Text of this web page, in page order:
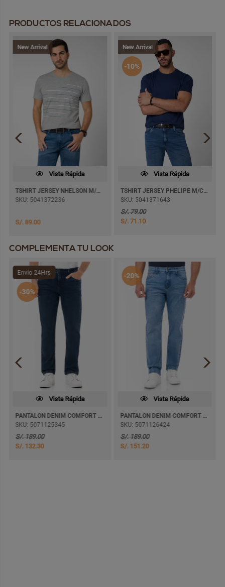
PRODUCTOS RELACIONADOS
New Arrival
Vista Rápida
TSHIRT JERSEY NHELSON M/CORTA
SKU: 5041372236
S/. 89.00
New Arrival
-10%
Vista Rápida
TSHIRT JERSEY PHELIPE M/CORTA
SKU: 5041371643
S/. 79.00
S/. 71.10
COMPLEMENTA TU LOOK
Envío 24Hrs
-30%
Vista Rápida
PANTALON DENIM COMFORT JAMKEY SEMI PITILLO
SKU: 5071125345
S/. 189.00
S/. 132.30
-20%
Vista Rápida
PANTALON DENIM COMFORT AVIMCE SEMI PITILLO
SKU: 5071126424
S/. 189.00
S/. 151.20